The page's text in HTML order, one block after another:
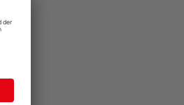
verändern oder
Kälte und Sonneneinstrahlung